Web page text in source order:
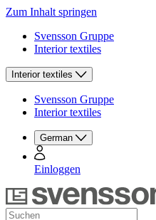
Zum Inhalt springen
Svensson Gruppe
Interior textiles
Interior textiles
Svensson Gruppe
Interior textiles
German
Einloggen